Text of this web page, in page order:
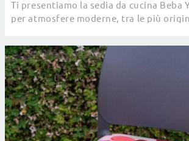
Ti presentiamo la sedia da cucina Beba
per atmosfere moderne, tra le più